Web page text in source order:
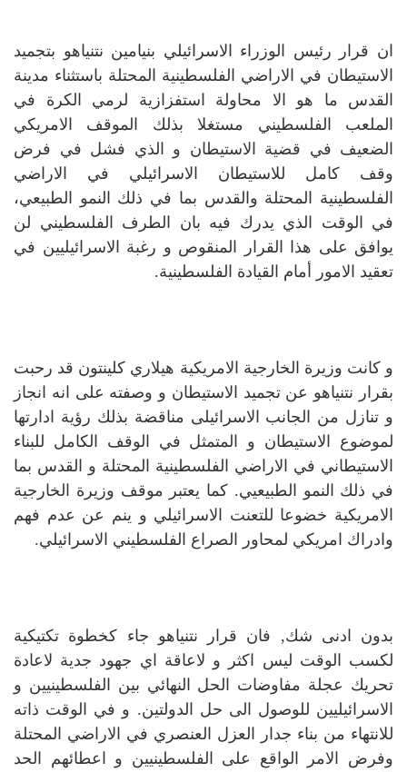
ان قرار رئيس الوزراء الاسرائيلي بنيامين نتنياهو بتجميد
الاستيطان في الاراضي الفلسطينية المحتلة باستثناء مدينة
القدس ما هو الا محاولة استفزازية لرمي الكرة في
الملعب الفلسطيني مستغلا بذلك الموقف الامريكي
الضعيف في قضية الاستيطان و الذي فشل في فرض
وقف كامل للاستيطان الاسرائيلي في الاراضي
الفلسطينية المحتلة والقدس بما في ذلك النمو الطبيعي،
في الوقت الذي يدرك فيه بان الطرف الفلسطيني لن
يوافق على هذا القرار المنقوص و رغبة الاسرائيليين في
تعقيد الامور أمام القيادة الفلسطينية.
و كانت وزيرة الخارجية الامريكية هيلاري كلينتون قد رحبت
بقرار نتنياهو عن تجميد الاستيطان و وصفته على انه انجاز
و تنازل من الجانب الاسرائيلى مناقضة بذلك رؤية ادارتها
لموضوع الاستيطان و المتمثل في الوقف الكامل للبناء
الاستيطاني في الاراضي الفلسطينية المحتلة و القدس بما
في ذلك النمو الطبيعيي. كما يعتبر موقف وزيرة الخارجية
الامريكية خضوعا للتعنت الاسرائيلي و ينم عن عدم فهم
وادراك امريكي لمحاور الصراع الفلسطيني الاسرائيلي.
بدون ادنى شك, فان قرار نتنياهو جاء كخطوة تكتيكية
لكسب الوقت ليس اكثر و لاعاقة اي جهود جدية لاعادة
تحريك عجلة مفاوضات الحل النهائي بين الفلسطينيين و
الاسرائيليين للوصول الى حل الدولتين. و في الوقت ذاته
للانتهاء من بناء جدار العزل العنصري في الاراضي المحتلة
وفرض الامر الواقع على الفلسطينيين و اعطائهم الحد